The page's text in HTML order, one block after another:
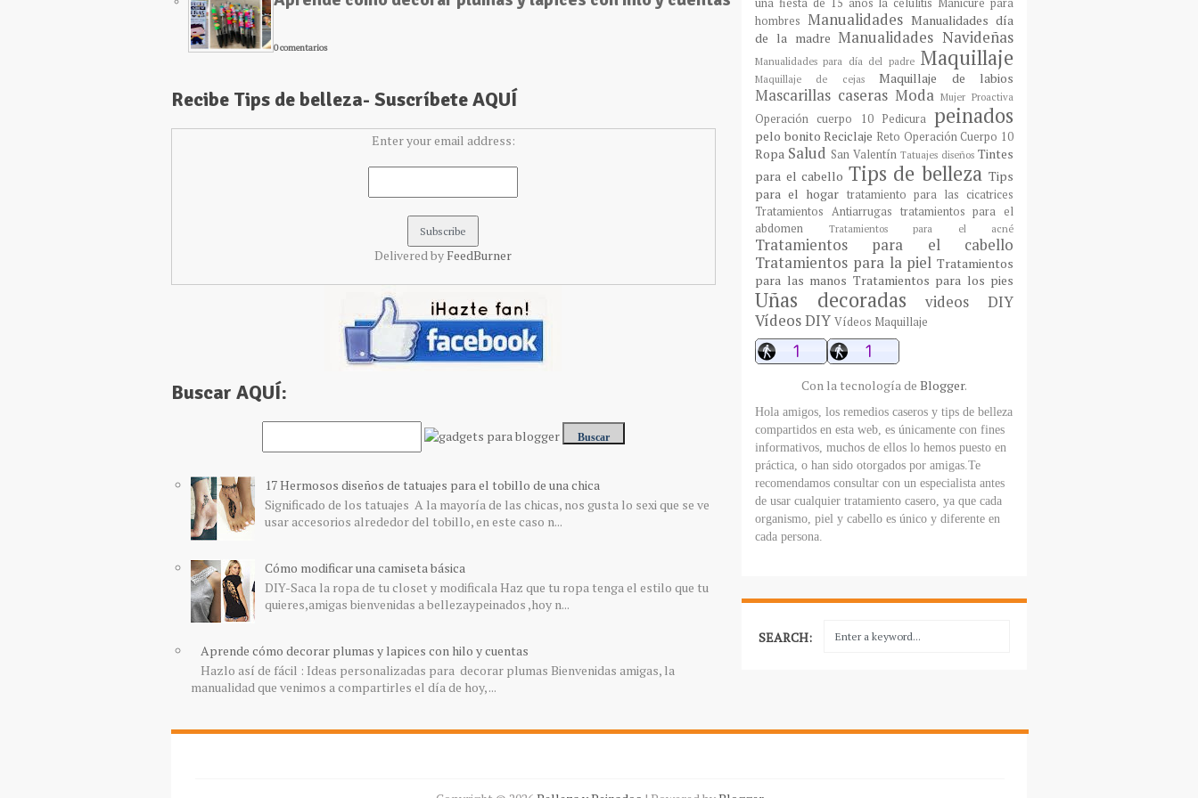
0 comentarios
Recibe Tips de belleza- Suscríbete AQUÍ
Enter your email address:
Delivered by FeedBurner
Buscar AQUÍ:
17 Hermosos diseños de tatuajes para el tobillo de una chica
Significado de los tatuajes A la mayoría de las chicas, nos gusta lo sexi que se ve
usar accesorios alrededor del tobillo, en este caso n...
Cómo modificar una camiseta básica
DIY-Saca la ropa de tu closet y modificala Haz que tu ropa tenga el estilo que tu
quieres,amigas bienvenidas a bellezaypeinados ,hoy n...
Aprende cómo decorar plumas y lapices con hilo y cuentas
Hazlo así de fácil : Ideas personalizadas para decorar plumas Bienvenidas amigas, la
manualidad que venimos a compartirles el día de hoy, ...
una fiesta de 15 años la celulitis Manicure para
hombres Manualidades Manualidades día
de la madre Manualidades Navideñas
Manualidades para día del padre Maquillaje
Maquillaje de cejas Maquillaje de labios
Mascarillas caseras Moda Mujer Proactiva
Operación cuerpo 10 Pedicura peinados
pelo bonito Reciclaje Reto Operación Cuerpo 10
Ropa Salud San Valentín Tatuajes diseños Tintes
para el cabello Tips de belleza Tips
para el hogar tratamiento para las cicatrices
Tratamientos Antiarrugas tratamientos para el
abdomen
Tratamientos para el acné
Tratamientos para el cabello
Tratamientos para la piel Tratamientos
para las manos Tratamientos para los pies
Uñas decoradas
videos DIY
Vídeos DIY Vídeos Maquillaje
Con la tecnología de Blogger.
Hola amigos, los remedios caseros y tips de belleza
compartidos en esta web, es únicamente con fines
informativos, muchos de ellos lo hemos puesto en
práctica, o han sido otorgados por amigas.Te
recomendamos consultar con un especialista antes
de usar cualquier tratamiento casero, ya que cada
organismo, piel y cabello es único y diferente en
cada persona.
SEARCH: